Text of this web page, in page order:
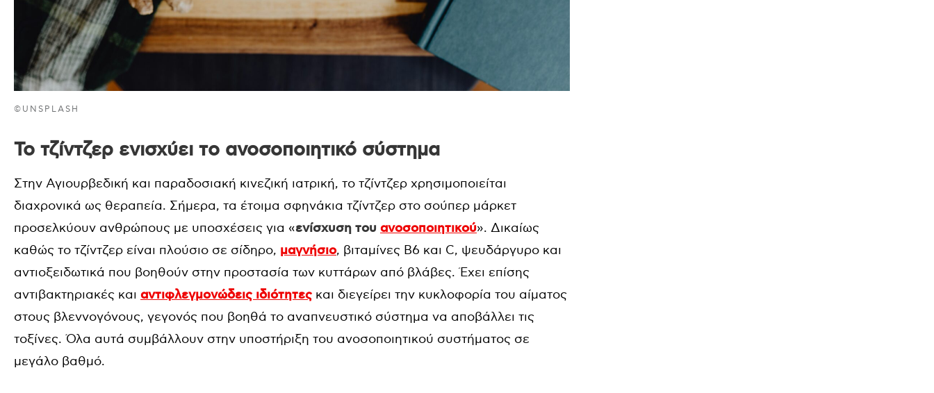
©UNSPLASH
Το τζίντζερ ενισχύει το ανοσοποιητικό σύστημα
Στην Αγιουρβεδική και παραδοσιακή κινεζική ιατρική, το τζίντζερ χρησιμοποιείται
διαχρονικά ως θεραπεία. Σήμερα, τα έτοιμα σφηνάκια τζίντζερ στο σούπερ μάρκετ
προσελκύουν ανθρώπους με υποσχέσεις για «ενίσχυση του ανοσοποιητικού». Δικαίως
καθώς το τζίντζερ είναι πλούσιο σε σίδηρο, μαγνήσιο, βιταμίνες Β6 και C, ψευδάργυρο και
αντιοξειδωτικά που βοηθούν στην προστασία των κυττάρων από βλάβες. Έχει επίσης
αντιβακτηριακές και αντιφλεγμονώδεις ιδιότητες και διεγείρει την κυκλοφορία του αίματος
στους βλεννογόνους, γεγονός που βοηθά το αναπνευστικό σύστημα να αποβάλλει τις
τοξίνες. Όλα αυτά συμβάλλουν στην υποστήριξη του ανοσοποιητικού συστήματος σε
μεγάλο βαθμό.